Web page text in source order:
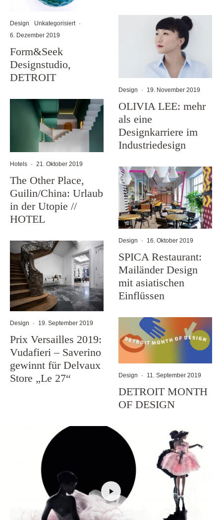
Design Unkategorisiert ·
6. Dezember 2019
Form&Seek
Designstudio,
DETROIT
Hotels · 21. Oktober 2019
The Other Place,
Guilin/China: Urlaub
in der Utopie //
HOTEL
Design · 19. September 2019
Prix Versailles 2019:
Vudafieri – Saverino
gewinnt für Delvaux
Store „Le 27“
Design · 19. November 2019
OLIVIA LEE: mehr
als eine
Designkarriere im
Industriedesign
Design · 16. Oktober 2019
SPICA Restaurant:
Mailänder Design
mit asiatischen
Einflüssen
Design · 11. September 2019
DETROIT MONTH
OF DESIGN